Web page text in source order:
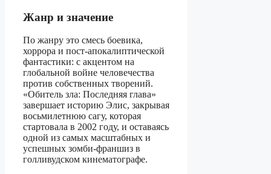
Жанр и значение
По жанру это смесь боевика,
хоррора и пост‑апокалиптической
фантастики: с акцентом на
глобальной войне человечества
против собственных творений.
«Обитель зла: Последняя глава»
завершает историю Элис, закрывая
восьмилетнюю сагу, которая
стартовала в 2002 году, и оставаясь
одной из самых масштабных и
успешных зомби‑франшиз в
голливудском кинематографе.